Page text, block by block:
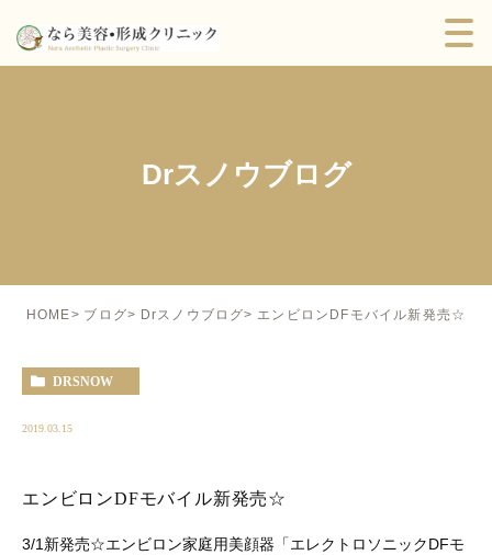
Drスノウブログ
HOME ブログ Drスノウブログ エンビロンDFモバイル新発売☆
DRSNOW
2019.03.15
エンビロンDFモバイル新発売☆
3/1新発売☆エンビロン家庭用美顔器「エレクトロソニックDFモ